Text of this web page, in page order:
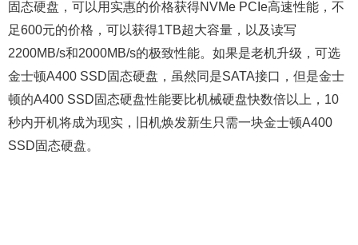
固态硬盘，可以用实惠的价格获得NVMe PCIe高速性能，不
足600元的价格，可以获得1TB超大容量，以及读写
2200MB/s和2000MB/s的极致性能。如果是老机升级，可选
金士顿A400 SSD固态硬盘，虽然同是SATA接口，但是金士
顿的A400 SSD固态硬盘性能要比机械硬盘快数倍以上，10
秒内开机将成为现实，旧机焕发新生只需一块金士顿A400
SSD固态硬盘。